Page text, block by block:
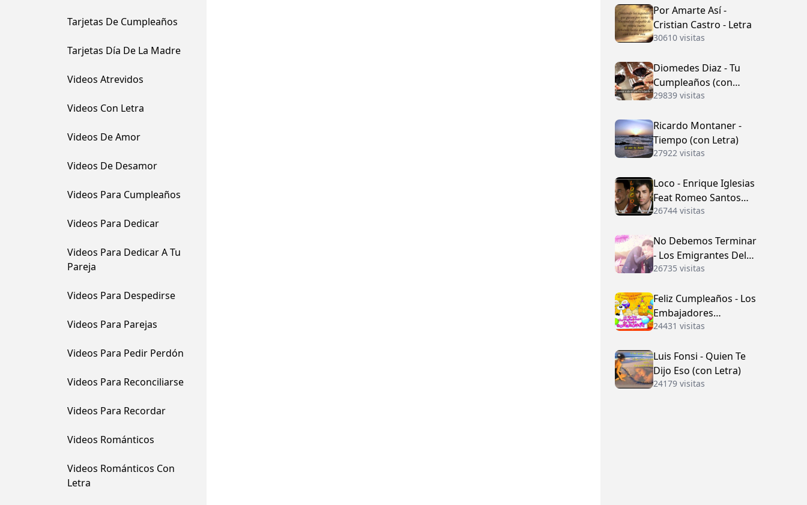
Tarjetas De Cumpleaños
Tarjetas Día De La Madre
Videos Atrevidos
Videos Con Letra
Videos De Amor
Videos De Desamor
Videos Para Cumpleaños
Videos Para Dedicar
Videos Para Dedicar A Tu
Pareja
Videos Para Despedirse
Videos Para Parejas
Videos Para Pedir Perdón
Videos Para Reconciliarse
Videos Para Recordar
Videos Románticos
Videos Románticos Con
Letra
Por Amarte Así -
Cristian Castro - Letra
30610 visitas
Diomedes Diaz - Tu
Cumpleaños (con
Letra)
29839 visitas
Ricardo Montaner -
Tiempo (con Letra)
27922 visitas
Loco - Enrique Iglesias
Feat Romeo Santos
(con Letra)
26744 visitas
No Debemos Terminar
- Los Emigrantes Del
Vallenato
26735 visitas
Feliz Cumpleaños - Los
Embajadores
Vallenatos (con Letra)
24431 visitas
Luis Fonsi - Quien Te
Dijo Eso (con Letra)
24179 visitas